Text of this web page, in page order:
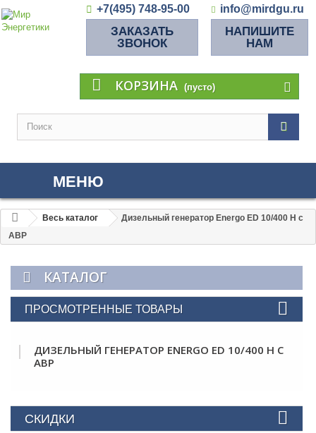
+7(495) 748-95-00 info@mirdgu.ru
ЗАКАЗАТЬ
ЗВОНОК
НАПИШИТЕ
НАМ
КОРЗИНА (пусто)
МЕНЮ
Весь каталог
Дизельный генератор Energo ED 10/400 H с
АВР
КАТАЛОГ
ПРОСМОТРЕННЫЕ ТОВАРЫ
ДИЗЕЛЬНЫЙ ГЕНЕРАТОР ENERGO ED 10/400 H С
АВР
СКИДКИ